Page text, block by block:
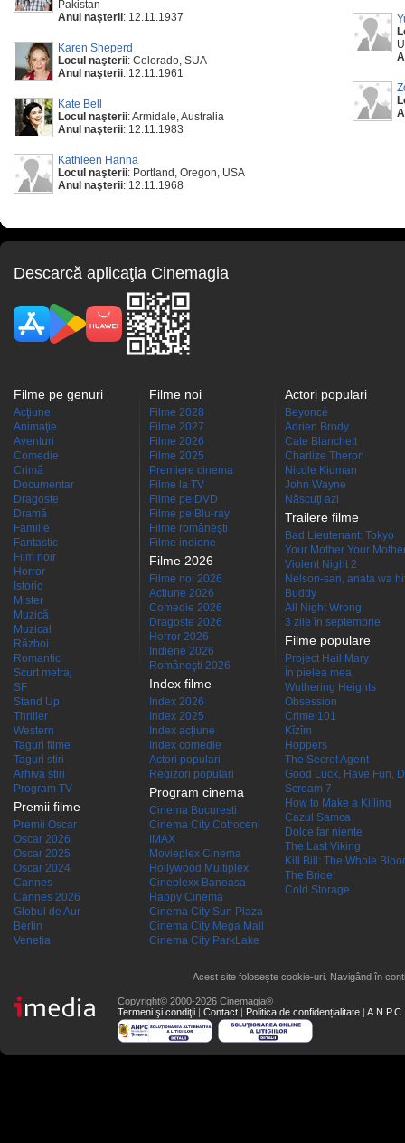
Pakistan
Anul naşterii: 12.11.1937
Karen Sheperd
Locul naşterii: Colorado, SUA
Anul naşterii: 12.11.1961
Kate Bell
Locul naşterii: Armidale, Australia
Anul naşterii: 12.11.1983
Kathleen Hanna
Locul naşterii: Portland, Oregon, USA
Anul naşterii: 12.11.1968
Descarcă aplicaţia Cinemagia
Filme pe genuri
Acţiune
Animaţie
Aventuri
Comedie
Crimă
Documentar
Dragoste
Dramă
Familie
Fantastic
Film noir
Horror
Istoric
Mister
Muzică
Muzical
Război
Romantic
Scurt metraj
SF
Stand Up
Thriller
Western
Taguri filme
Taguri stiri
Arhiva stiri
Program TV
Premii filme
Premii Oscar
Oscar 2026
Oscar 2025
Oscar 2024
Cannes
Cannes 2026
Globul de Aur
Berlin
Venetia
Filme noi
Filme 2028
Filme 2027
Filme 2026
Filme 2025
Premiere cinema
Filme la TV
Filme pe DVD
Filme pe Blu-ray
Filme româneşti
Filme indiene
Filme 2026
Filme noi 2026
Actiune 2026
Comedie 2026
Dragoste 2026
Horror 2026
Indiene 2026
Româneşti 2026
Index filme
Index 2026
Index 2025
Index acţiune
Index comedie
Actori populari
Regizori populari
Program cinema
Cinema Bucuresti
Cinema City Cotroceni
IMAX
Movieplex Cinema
Hollywood Multiplex
Cineplexx Baneasa
Happy Cinema
Cinema City Sun Plaza
Cinema City Mega Mall
Cinema City ParkLake
Actori populari
Beyoncé
Adrien Brody
Cate Blanchett
Charlize Theron
Nicole Kidman
John Wayne
Născuţi azi
Trailere filme
Bad Lieutenant: Tokyo
Your Mother Your
Violent Night 2
Nelson-san, anata wa
Buddy
All Night Wrong
3 zile în septembrie
Filme populare
Project Hail Mary
În pielea mea
Wuthering Heights
Obsession
Crime 101
Kîzîm
Hoppers
The Secret Agent
Good Luck, Have Fun,
Scream 7
How to Make a Killing
Cazul Samca
Dolce far niente
The Last Viking
Kill Bill: The Whole
The Bride!
Cold Storage
Acest site folosește cookie-uri. Navigând în
Copyright© 2000-2026 Cinemagia®
Termeni şi condiţii | Contact | Politica de confidențialitate | A.N.P.C